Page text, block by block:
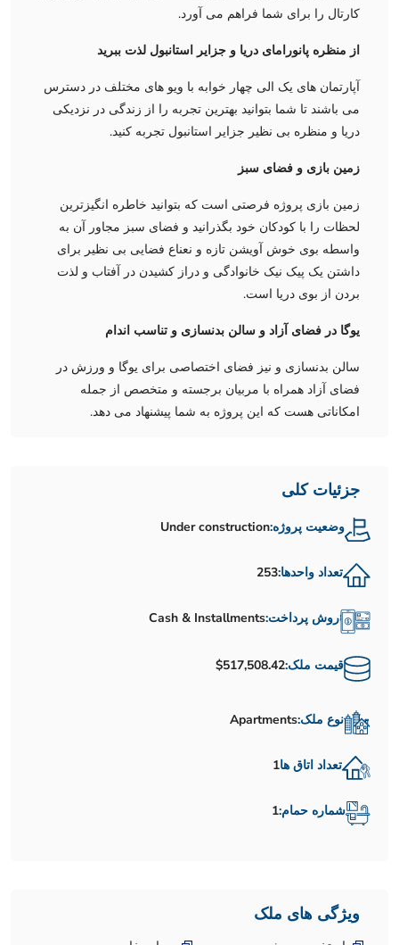
کارتال را برای شما فراهم می آورد.
از منظره پانورامای دریا و جزایر استانبول لذت ببرید
آپارتمان های یک الی چهار خوابه با ویو های مختلف در دسترس
می باشند تا شما بتوانید بهترین تجربه را از زندگی در نزدیکی
دریا و منظره بی نظیر جزایر استانبول تجربه کنید.
زمین بازی و فضای سبز
زمین بازی پروژه فرصتی است که بتوانید خاطره انگیزترین
لحظات را با کودکان خود بگذرانید و فضای سبز مجاور آن به
واسطه بوی خوش آویشن تازه و نعناع فضایی بی نظیر برای
داشتن یک پیک نیک خانوادگی و دراز کشیدن در آفتاب و لذت
بردن از بوی دریا است.
یوگا در فضای آزاد و سالن بدنسازی و تناسب اندام
سالن بدنسازی و نیز فضای اختصاصی برای یوگا و ورزش در
فضای آزاد همراه با مربیان برجسته و متخصص از جمله
امکاناتی هست که این پروژه به شما پیشنهاد می دهد.
جزئیات کلی
وضعیت پروژه:Under construction
تعداد واحدها:253
روش پرداخت:Cash & Installments
قیمت ملک:$517,508.42
نوع ملک:Apartments
تعداد اتاق ها1
شماره حمام:1
ویژگی های ملک